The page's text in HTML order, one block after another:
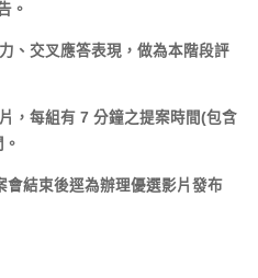
。
、交叉應答表現，做為本階段評
，每組有 7 分鐘之提案時間(包含
結束後逕為辦理優選影片發布